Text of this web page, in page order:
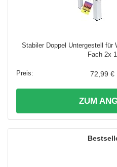
Stabiler Doppel Untergestell für
Fach 2x
72,99 €
ZUM